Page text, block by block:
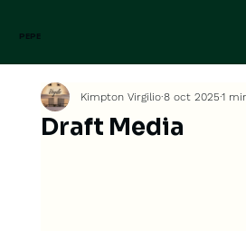
PEPE
Draft Media
Kimpton Virgilio 8 oct 20251